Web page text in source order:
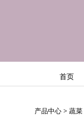
首页
产品中心 > 蔬菜